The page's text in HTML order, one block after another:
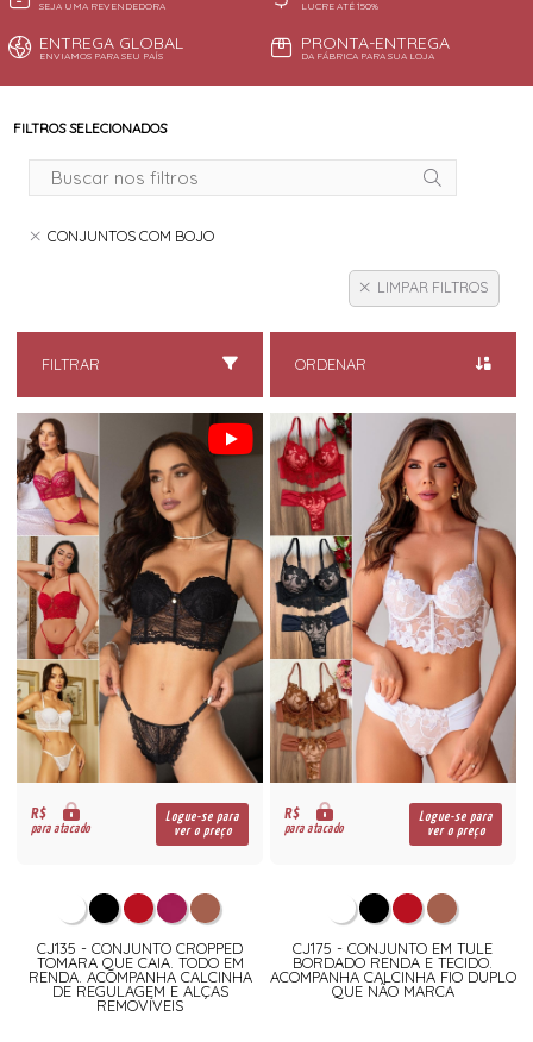
SEJA UMA REVENDEDORA LUCRE ATÉ 150%
ENTREGA GLOBAL
ENVIAMOS PARA SEU PAÍS
PRONTA-ENTREGA
DA FÁBRICA PARA SUA LOJA
FILTROS SELECIONADOS
CONJUNTOS COM BOJO
LIMPAR FILTROS
FILTRAR ORDENAR
R$
para atacado
Logue-se para
ver o preço
CJ135 - CONJUNTO CROPPED
TOMARA QUE CAIA. TODO EM
RENDA. ACOMPANHA CALCINHA
DE REGULAGEM E ALÇAS
REMOVÍVEIS
R$
para atacado
Logue-se para
ver o preço
CJ175 - CONJUNTO EM TULE
BORDADO RENDA E TECIDO.
ACOMPANHA CALCINHA FIO DUPLO
QUE NÃO MARCA